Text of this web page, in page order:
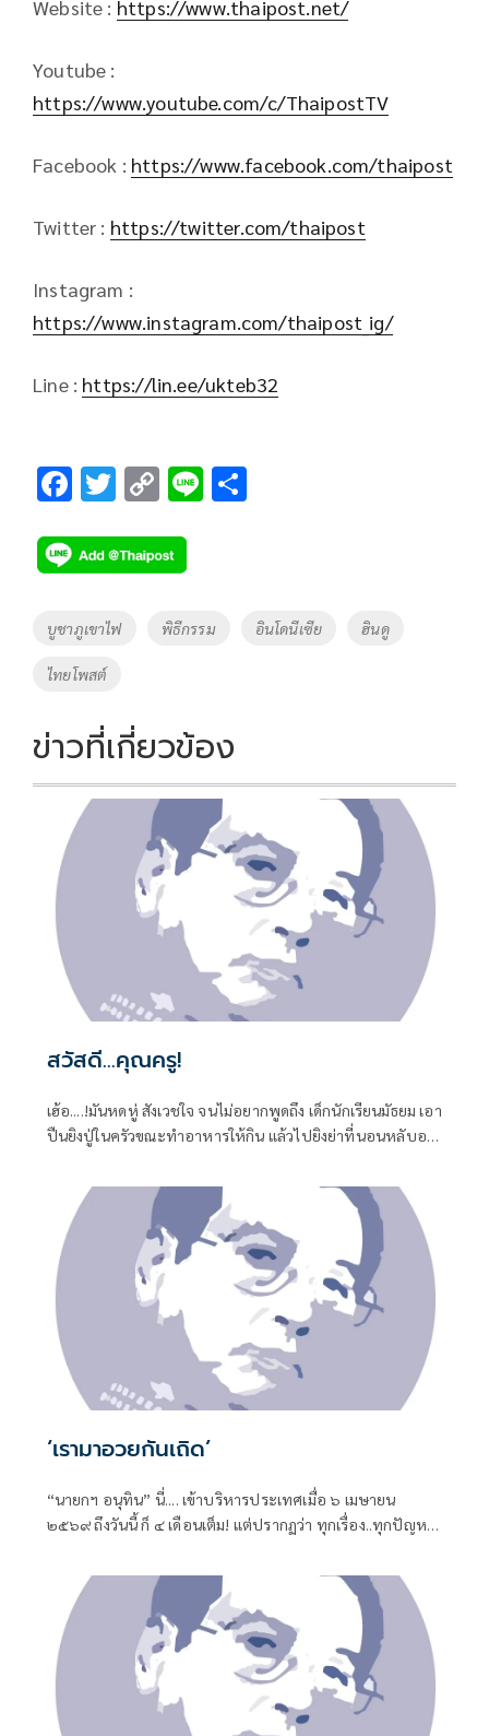
Website : https://www.thaipost.net/
Youtube :
https://www.youtube.com/c/ThaipostTV
Facebook : https://www.facebook.com/thaipost
Twitter : https://twitter.com/thaipost
Instagram :
https://www.instagram.com/thaipost_ig/
Line : https://lin.ee/ukteb32
F
e
b
o
o
k
T
tt
er
C
p
y
Li
Li
Tags
บูชาภูเขาไฟ พิธีกรรม อินโดนีเซีย ฮินดู
ไทยโพสต์
ข่าวที่เกี่ยวข้อง
สวัสดี...คุณครู!
เฮ้อ....!มันหดหู่ สังเวชใจ จนไม่อยากพูดถึง เด็กนักเรียนมัธยม เอา
ปืนยิงปู่ในครัวขณะทำอาหารให้กิน แล้วไปยิงย่าที่นอนหลับอยู่
‘เรามาอวยกันเถิด’
“นายกฯ อนุทิน” นี่.... เข้าบริหารประเทศเมื่อ ๖ เมษายน
๒๕๖๙ ถึงวันนี้ ก็ ๔ เดือนเต็ม! แต่ปรากฏว่า ทุกเรื่อง..ทุกปัญหา